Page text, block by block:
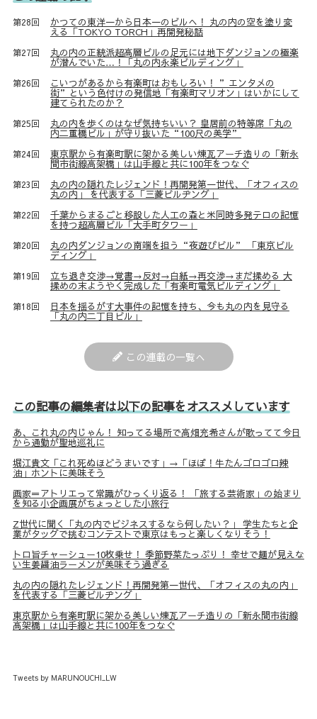
第28回 かつての東洋一から日本一のビルへ！ 丸の内の空を塗り変
える「TOKYO TORCH」再開発秘話
第27回 丸の内の正統派超高層ビルの足元には地下ダンジョンの極楽
が潜んでいた…！「丸の内永楽ビルディング」
第26回 こいつがあるから有楽町はおもしろい！ ”エンタメの
街”という色付けの発信地「有楽町マリオン」はいかにして
建てられたのか？
第25回 丸の内を歩くのはなぜ気持ちいい？ 皇居前の特等席「丸の
内二重橋ビル」が守り抜いた“100尺の美学”
第24回 東京駅から有楽町駅に架かる美しい煉瓦アーチ造りの「新永
間市街線高架橋」は山手線と共に100年をつなぐ
第23回 丸の内の隠れたレジェンド！再開発第一世代、「オフィスの
丸の内」 を代表する「三菱ビルヂング」
第22回 千葉からまるごと移設した人工の森と米同時多発テロの記憶
を持つ超高層ビル「大手町タワー」
第20回 丸の内ダンジョンの南端を担う“夜遊びビル” 「東京ビル
ディング」
第19回 立ち退き交渉→覚書→反対→白紙→再交渉→まだ揉める 大
揉めの末ようやく完成した「有楽町電気ビルディング」
第18回 日本を揺るがす大事件の記憶を持ち、今も丸の内を見守る
「丸の内二丁目ビル」
この連載の一覧へ
この記事の編集者は以下の記事をオススメしています
あ、これ丸の内じゃん！ 知ってる場所で高畑充希さんが歌ってて今日
から通勤が聖地巡礼に
堀江貴文「これ死ぬほどうまいです」→「ほぼ！牛たんゴロゴロ辣
油」ホントに美味そう
画家＝アトリエって常識がひっくり返る！ 「旅する芸術家」の始まり
を知る小企画展がちょっとした小旅行
Z世代に聞く「丸の内でビジネスするなら何したい？」 学生たちと企
業がタッグで挑むコンテストで東京はもっと楽しくなりそう！
トロ旨チャーシュー10枚乗せ！ 季節野菜たっぷり！ 幸せで麺が見えな
い生姜醤油ラーメンが美味そう過ぎる
丸の内の隠れたレジェンド！再開発第一世代、「オフィスの丸の内」
を代表する「三菱ビルヂング」
東京駅から有楽町駅に架かる美しい煉瓦アーチ造りの「新永間市街線
高架橋」は山手線と共に100年をつなぐ
Tweets by MARUNOUCHI_LW